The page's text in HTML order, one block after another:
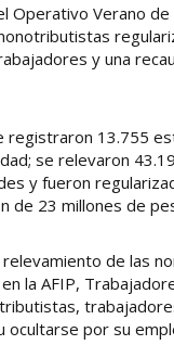
Operativo Verano
y una
registraron 13.755
se relevaron
y fueron
de 23 millones de
de las
la AFIP,
ocultarse por su